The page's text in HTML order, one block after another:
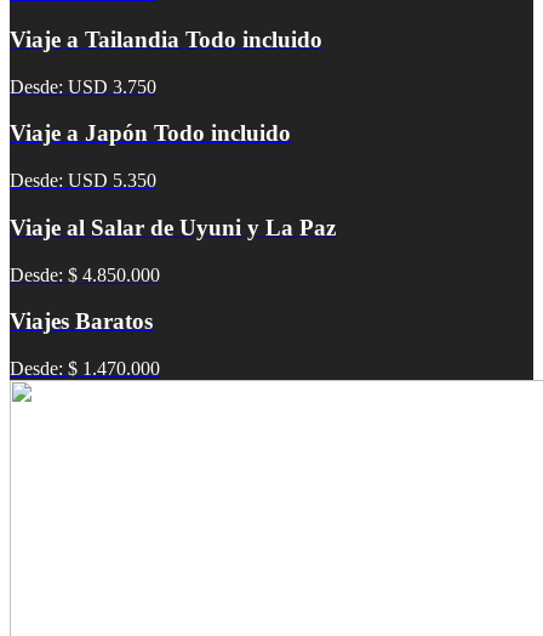
Viaje a Tailandia Todo incluido
Desde: USD 3.750
Viaje a Japón Todo incluido
Desde: USD 5.350
Viaje al Salar de Uyuni y La Paz
Desde: $ 4.850.000
Viajes Baratos
Desde: $ 1.470.000